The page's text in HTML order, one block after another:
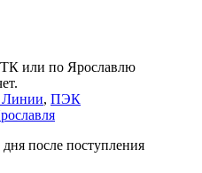
ТК или по Ярославлю
Линии, ПЭК
после поступления